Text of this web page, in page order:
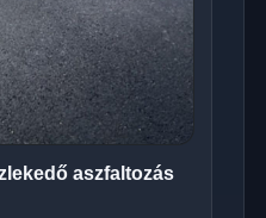
aszfaltozás